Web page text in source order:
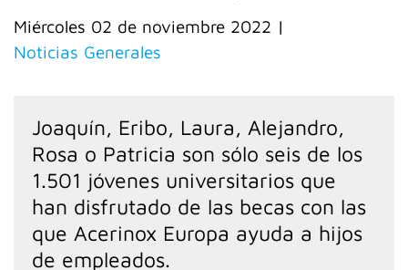
miércoles 02 de noviembre 2022 |
Noticias Generales
Joaquín, Eribo, Laura, Alejandro,
Rosa o Patricia son sólo seis de los
1.501 jóvenes universitarios que
han disfrutado de las becas con las
que Acerinox Europa ayuda a hijos
de empleados.